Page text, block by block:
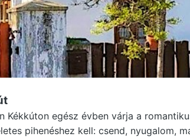
Kékkúton egész évben várja a
pihenéshez kell: csend, nyugalom,